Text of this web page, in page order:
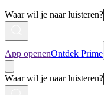
Waar wil je naar luisteren?
App openenOntdek Prime
Waar wil je naar luisteren?